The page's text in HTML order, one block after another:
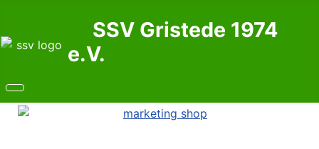
SSV Gristede 1974
e.V.